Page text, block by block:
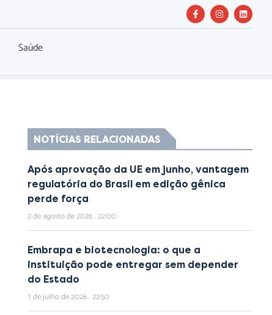
Saúde
NOTÍCIAS RELACIONADAS
Após aprovação da UE em junho, vantagem
regulatória do Brasil em edição gênica
perde força
2 de agosto de 2026 22:00
Embrapa e biotecnologia: o que a
instituição pode entregar sem depender
do Estado
7 de julho de 2026 22:50